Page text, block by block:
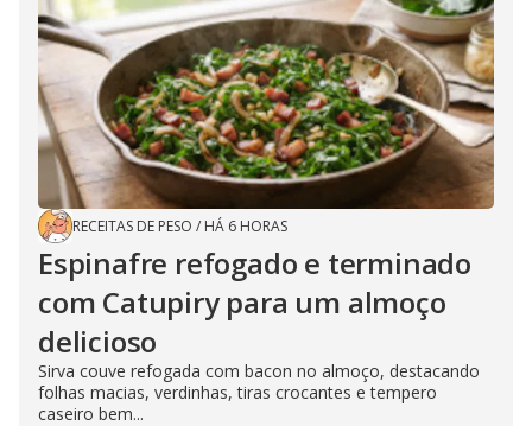
RECEITAS DE PESO / HÁ 6 HORAS
Espinafre refogado e terminado
com Catupiry para um almoço
delicioso
Sirva couve refogada com bacon no almoço, destacando
folhas macias, verdinhas, tiras crocantes e tempero
caseiro bem...